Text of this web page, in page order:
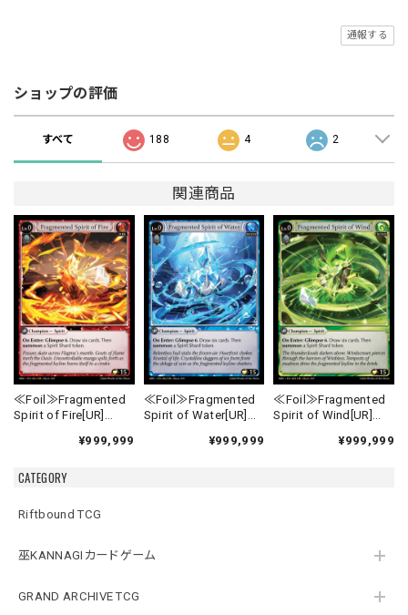
CATEGORY
Riftbound TCG
巫KANNAGIカードゲーム
GRAND ARCHIVE TCG
通報する
ショップの評価
すべて 188 4 2
関連商品
≪Foil≫Fragmented
Spirit of Fire[UR]
¥999,999
≪Foil≫Fragmented
Spirit of Water[UR]
¥999,999
≪Foil≫Fragmented
Spirit of Wind[UR]
¥999,999